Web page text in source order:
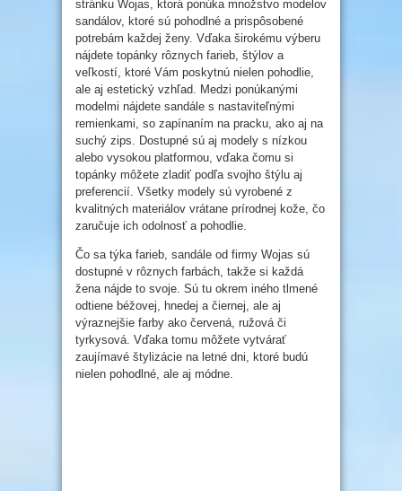
stránku Wojas, ktorá ponúka množstvo modelov
sandálov, ktoré sú pohodlné a prispôsobené
potrebám každej ženy. Vďaka širokému výberu
nájdete topánky rôznych farieb, štýlov a
veľkostí, ktoré Vám poskytnú nielen pohodlie,
ale aj estetický vzhľad. Medzi ponúkanými
modelmi nájdete sandále s nastaviteľnými
remienkami, so zapínaním na pracku, ako aj na
suchý zips. Dostupné sú aj modely s nízkou
alebo vysokou platformou, vďaka čomu si
topánky môžete zladiť podľa svojho štýlu aj
preferencií. Všetky modely sú vyrobené z
kvalitných materiálov vrátane prírodnej kože, čo
zaručuje ich odolnosť a pohodlie.
Čo sa týka farieb, sandále od firmy Wojas sú
dostupné v rôznych farbách, takže si každá
žena nájde to svoje. Sú tu okrem iného tlmené
odtiene béžovej, hnedej a čiernej, ale aj
výraznejšie farby ako červená, ružová či
tyrkysová. Vďaka tomu môžete vytvárať
zaujímavé štylizácie na letné dni, ktoré budú
nielen pohodlné, ale aj módne.